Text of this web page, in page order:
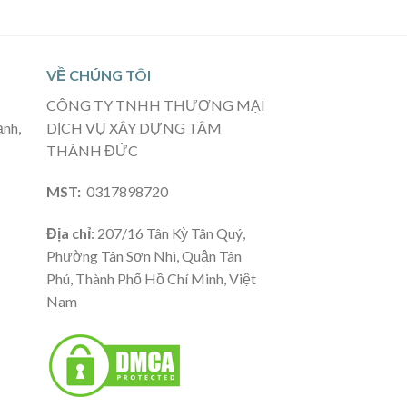
VỀ CHÚNG TÔI
CÔNG TY TNHH THƯƠNG MẠI
DỊCH VỤ XÂY DỰNG TÂM
THÀNH ĐỨC
MST: 0317898720
Địa chỉ: 207/16 Tân Kỳ Tân Quý,
Phường Tân Sơn Nhì, Quận Tân
Phú, Thành Phố Hồ Chí Minh, Việt
Nam